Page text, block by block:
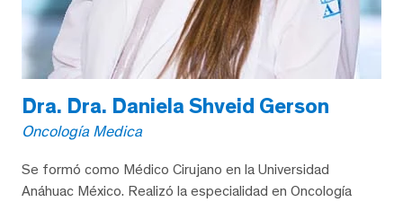
Dra. Dra. Daniela Shveid Gerson
Oncología Medica
Se formó como Médico Cirujano en la Universidad
Anáhuac México. Realizó la especialidad en Oncología